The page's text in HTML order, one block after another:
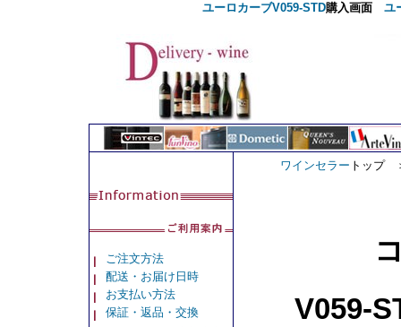
ユーロカーブV059-STD購入画面 ユ
ご注文方法
配送・お届け日時
お支払い方法
保証・返品・交換
ワインセラー トッ
V059-